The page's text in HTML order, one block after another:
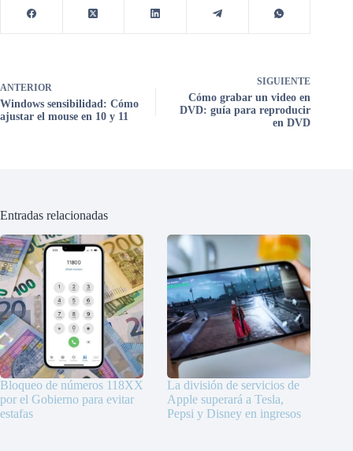
ANTERIOR
Windows sensibilidad: Cómo
ajustar el mouse en 10 y 11
SIGUIENTE
Cómo grabar un video en
DVD: guía para reproducir
en DVD
Entradas relacionadas
Bloqueo de números 118XX
por el Gobierno para evitar
estafas
La división de servicios de
Apple superará a Tesla,
Pepsi y Disney en ingresos